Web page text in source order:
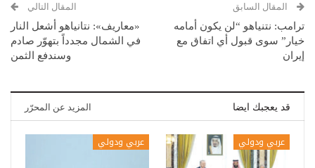
المقال السابق
ترامب: نتنياهو “لن يكون أمامه
خيار” سوى قبول أي اتفاق مع
إيران
المقال التالي
«معاريف»: نتانياهو أشعل النار
في الشمال مجدداً بتهوّر صادم
وسندفع الثمن
قد يعجبك ايضا المزيد عن المحرّر
عربي ودولي عربي ودولي